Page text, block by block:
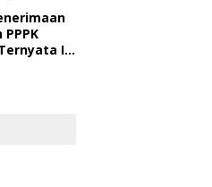
PPPK
Ini